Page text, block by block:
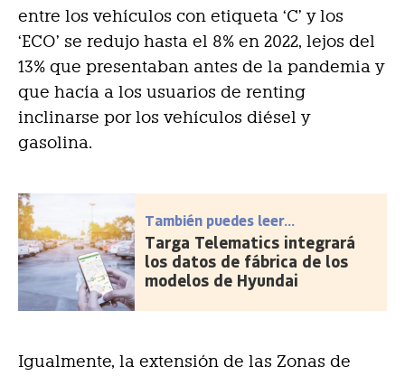
entre los vehículos con etiqueta ‘C’ y los
‘ECO’ se redujo hasta el 8% en 2022, lejos del
13% que presentaban antes de la pandemia y
que hacía a los usuarios de renting
inclinarse por los vehículos diésel y
gasolina.
También puedes leer...
Targa Telematics integrará
los datos de fábrica de los
modelos de Hyundai
Igualmente, la extensión de las Zonas de